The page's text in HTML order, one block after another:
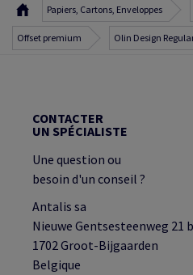
Papiers, Cartons, Enveloppes
Offset premium Olin Design
CONTACTER
UN SPÉCIALISTE
Une question ou
besoin d'un conseil ?
Antalis sa
Nieuwe Gentsesteenweg 21
1702 Groot-Bijgaarden
Belgique